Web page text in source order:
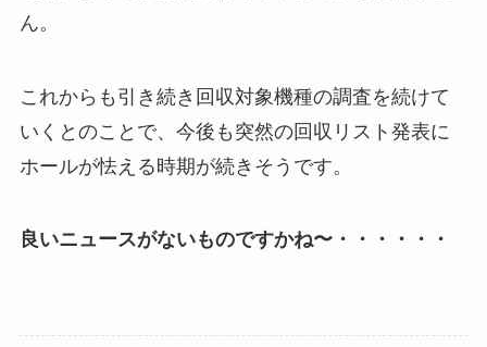
ん。
これからも引き続き回収対象機種の調査を続けて
いくとのことで、今後も突然の回収リスト発表に
ホールが怯える時期が続きそうです。
良いニュースがないものですかね〜・・・・・・